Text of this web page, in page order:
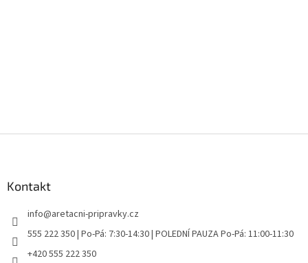
Kontakt
info@aretacni-pripravky.cz
555 222 350 | Po-Pá: 7:30-14:30 | POLEDNÍ PAUZA Po-Pá: 11:00-11:30
+420 555 222 350